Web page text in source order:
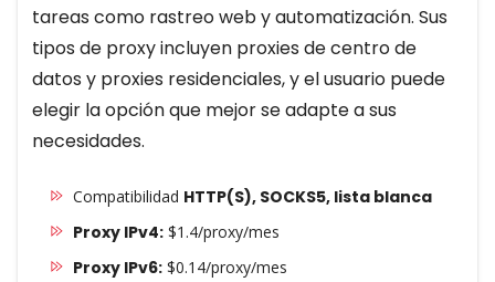
tareas como rastreo web y automatización. Sus
tipos de proxy incluyen proxies de centro de
datos y proxies residenciales, y el usuario puede
elegir la opción que mejor se adapte a sus
necesidades.
Compatibilidad HTTP(S), SOCKS5, lista blanca
Proxy IPv4:$1.4/proxy/mes
Proxy IPv6:$0.14/proxy/mes